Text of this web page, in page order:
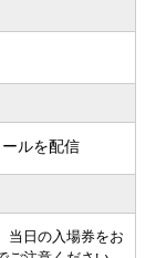
ルを配信
当日の入場券をお